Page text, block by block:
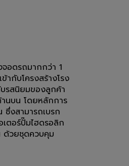
อดรถมากกว่า 1
ากับโครงสร้างโรง
รสนิยมของลูกค้า
นบน โดยหลักการ
ซึ่งสามารถเบรก
ตอร์ปั๊มไฮดรอลิก
ด้วยชุดควบคุม